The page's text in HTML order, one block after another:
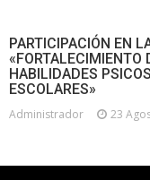
PARTICIPACIÓN EN
«FORTALECIMIENTO
HABILIDADES
ESCOLARES»
Administrador 23